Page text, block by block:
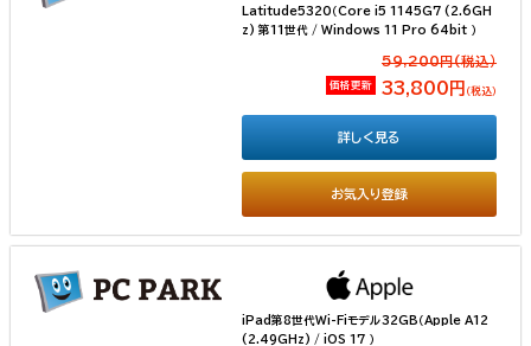
Latitude5320（Core i5 1145G7 (2.6GH
z) 第11世代 / Windows 11 Pro 64bit ）
59,200円(税込）
価格更新 33,800円 （税込）
お気入り登録
詳しく見る
iPad第8世代Wi-Fiモデル32GB（Apple A12
(2.49GHz) / iOS 17 ）